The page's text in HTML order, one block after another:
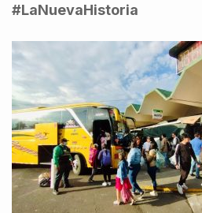
#LaNuevaHistoria